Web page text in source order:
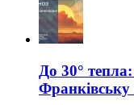
До 30°
Франківську